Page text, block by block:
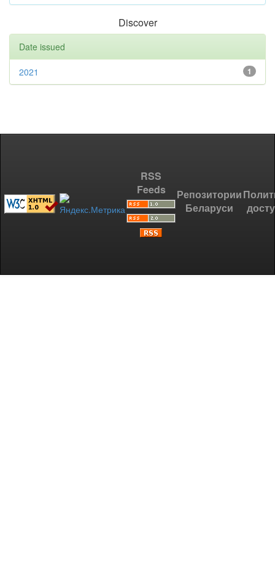
Discover
Date issued
1
2021
RSS
Feeds
Репозитории
Беларуси